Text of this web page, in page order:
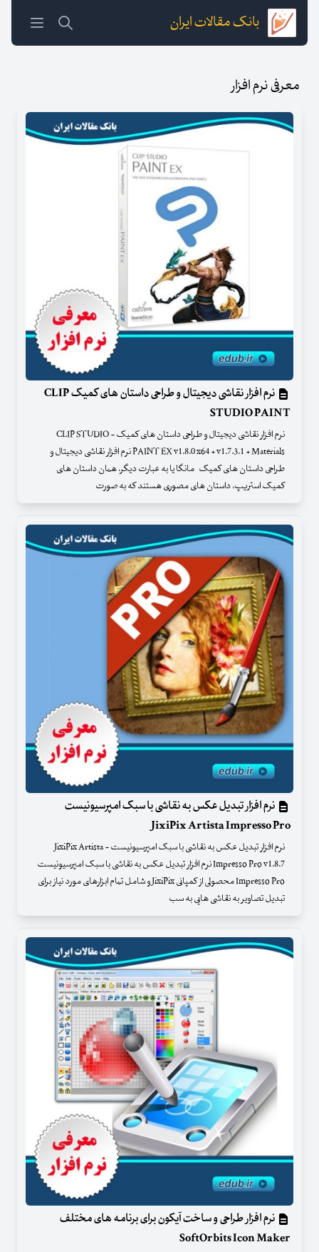
بانک مقالات ایران
معرفی نرم افزار
نرم افزار نقاشی دیجیتال و طراحی داستان های کمیک CLIP
STUDIO PAINT
نرم افزار نقاشی دیجیتال و طراحی داستان های کمیک - CLIP STUDIO
PAINT EX v1.8.0 x64 + v1.7.3.1 + Materials نرم افزار نقاشی دیجیتال و
طراحی داستان های کمیک مانگا یا به عبارت دیگر، همان داستان های
کمیک استریپ، داستان های مصوری هستند که به صورت
نرم افزار تبدیل عکس به نقاشی با سبک امپرسیونیست
JixiPix Artista Impresso Pro
نرم افزار تبدیل عکس به نقاشی با سبک امپرسیونیست - JixiPix Artista
Impresso Pro v1.8.7 نرم افزار تبدیل عکس به نقاشی با سبک امپرسیونیست
Impresso Pro محصولی از کمپانی JixiPix و شامل تمام ابزارهای مورد نیاز برای
تبدیل تصاویر به نقاشی هایی به سب
نرم افزار طراحی و ساخت آیکون برای برنامه های مختلف
SoftOrbits Icon Maker